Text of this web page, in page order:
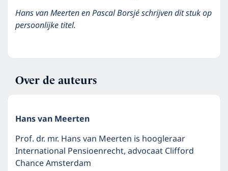
Hans van Meerten en Pascal Borsjé schrijven dit stuk op
persoonlijke titel.
Over de auteurs
Hans van Meerten
Prof. dr. mr. Hans van Meerten is hoogleraar
International Pensioenrecht, advocaat Clifford
Chance Amsterdam